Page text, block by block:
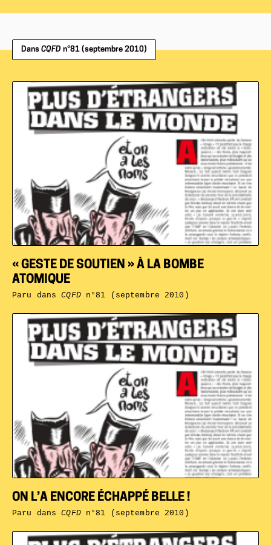
Dans CQFD n°81 (septembre 2010)
ON L’A ENCORE ÉCHAPPÉ BELLE !
Paru dansCQFDn°81 (septembre 2010)
« GESTE DE SOUTIEN » À LA BOMBE
ATOMIQUE
Paru dansCQFDn°81 (septembre 2010)